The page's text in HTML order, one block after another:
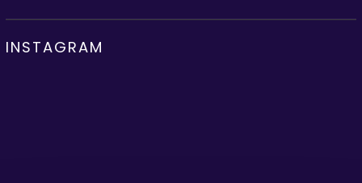
INSTAGRAM